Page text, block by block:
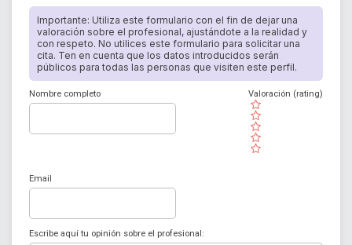
Importante: Utiliza este formulario con el fin de dejar una
valoración sobre el profesional, ajustándote a la realidad y
con respeto. No utilices este formulario para solicitar una
cita. Ten en cuenta que los datos introducidos serán
públicos para todas las personas que visiten este perfil.
Nombre completo
( )
( )
( )
( )
( )
Valoración (rating)
Email
Escribe aquí tu opinión sobre el profesional: